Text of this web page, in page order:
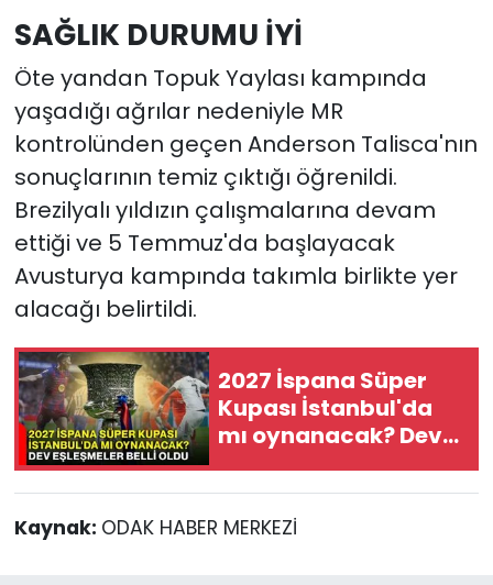
SAĞLIK DURUMU İYİ
Öte yandan Topuk Yaylası kampında
yaşadığı ağrılar nedeniyle MR
kontrolünden geçen Anderson Talisca'nın
sonuçlarının temiz çıktığı öğrenildi.
Brezilyalı yıldızın çalışmalarına devam
ettiği ve 5 Temmuz'da başlayacak
Avusturya kampında takımla birlikte yer
alacağı belirtildi.
2027 İspana Süper
Kupası İstanbul'da
mı oynanacak? Dev
eşleşmeler belli oldu
Kaynak: ODAK HABER MERKEZİ